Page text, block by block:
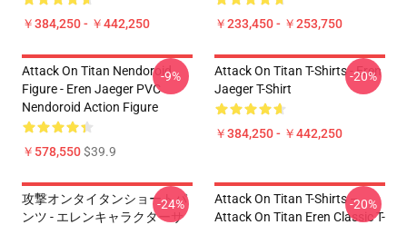
￥384,250 - ￥442,250 ￥233,450 - ￥253,750
Attack On Titan Nendoroid
Figure - Eren Jaeger PVC
Nendoroid Action Figure
￥578,550$39.9
-9%
Attack On Titan T-Shirts - Eren
Jaeger T-Shirt
￥384,250 - ￥442,250
-20%
攻撃オンタイタンショートパ
ンツ - エレンキャラクターサ
-24%
Attack On Titan T-Shirts –
Attack On Titan Eren Classic T-
-20%